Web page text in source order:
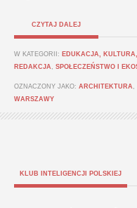
CZYTAJ DALEJ
W KATEGORII: EDUKACJA,
REDAKCJA
SPOŁECZEŃSTWO I
OZNACZONY JAKO: ARCHITEKTURA
WARSZAWY
KLUB INTELIGENCJI POLSKIEJ